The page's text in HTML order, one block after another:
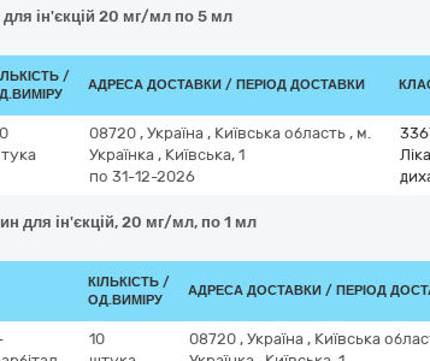
для ін'єкцій 20 мг/мл по 5 мл
/
АДРЕСА ДОСТАВКИ / ПЕРІОД ДОСТАВКИ
08720 , Україна , Київська область , м.
Українка , Київська, 1
по 31-12-2026
для ін'єкцій, 20 мг/мл, по 1 мл
КІЛЬКІСТЬ /
ОД.ВИМІРУ
АДРЕСА ДОСТАВКИ / ПЕРІОД
10
08720 , Україна , Київська